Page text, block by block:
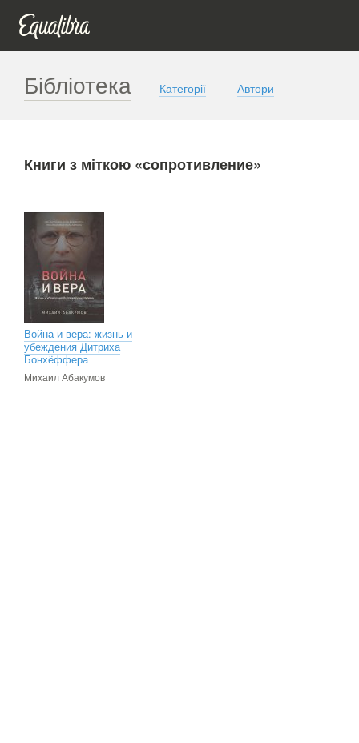
Бібліотека Категорії Автори
Книги з міткою «сопротивление»
Война и вера: жизнь и
убеждения Дитриха
Бонхёффера
Михаил Абакумов